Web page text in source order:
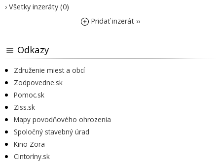
› Všetky inzeráty (0)
Pridať inzerát ››
Odkazy
Združenie miest a obcí
Zodpovedne.sk
Pomoc.sk
Ziss.sk
Mapy povodňového ohrozenia
Spoločný stavebný úrad
Kino Zora
Cintoríny.sk